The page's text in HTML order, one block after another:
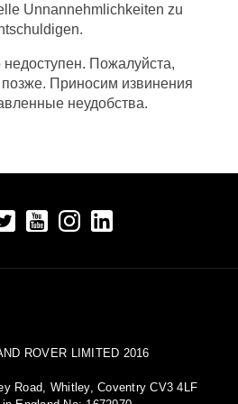
Unnannehmlichkeiten zu
Пожалуйста,
позже. Приносим извинения
неудобства.
ROVER LIMITED 2016
Road, Whitley, Coventry CV3 4LF